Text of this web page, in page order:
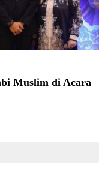
Muslim di Acara